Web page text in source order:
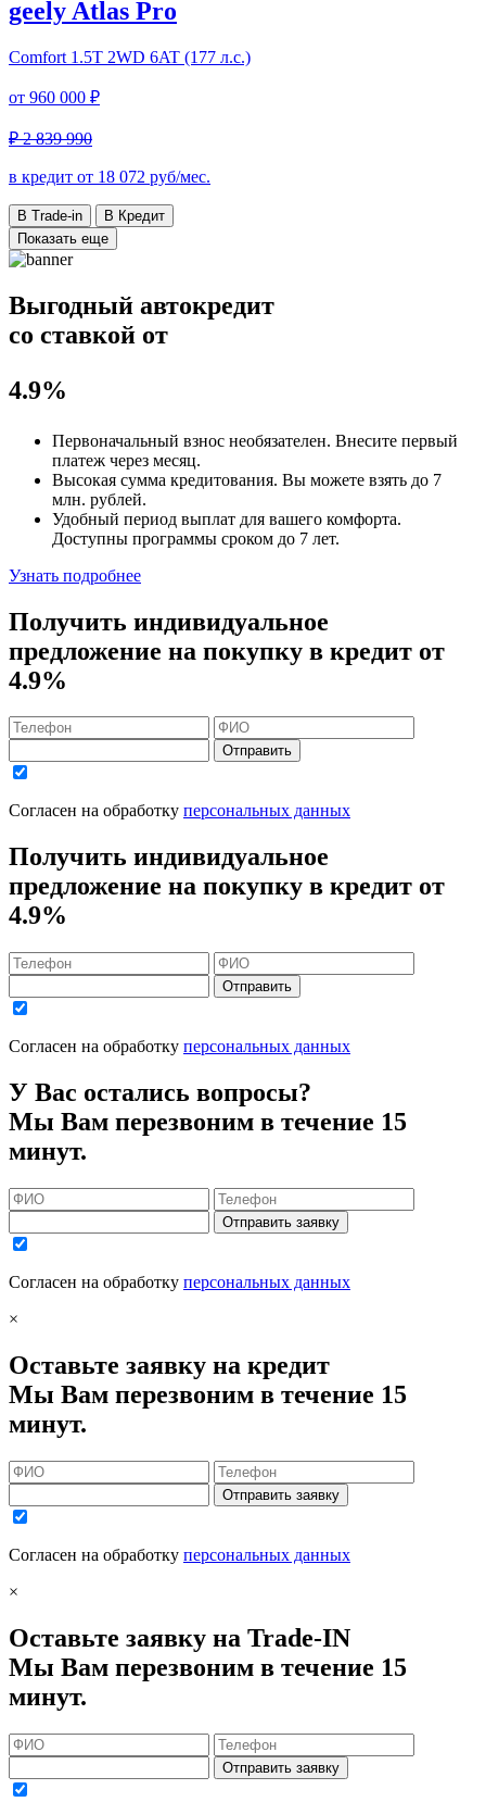
geely Atlas Pro
Comfort 1.5T 2WD 6AT (177 л.с.)
от 960 000 ₽
₽ 2 839 990
в кредит от 18 072 руб/мес.
В Trade-in
В Кредит
Показать еще
Выгодный автокредит
со ставкой от
4.9%
Первоначальный взнос необязателен. Внесите первый
платеж через месяц.
Высокая сумма кредитования. Вы можете взять до 7
млн. рублей.
Удобный период выплат для вашего комфорта.
Доступны программы сроком до 7 лет.
Узнать подробнее
Получить индивидуальное
предложение на покупку в кредит от
4.9%
Отправить
Согласен на обработку персональных данных
Получить индивидуальное
предложение на покупку в кредит от
4.9%
Отправить
Согласен на обработку персональных данных
У Вас остались вопросы?
Мы Вам перезвоним в течение 15
минут.
Отправить заявку
Согласен на обработку персональных данных
×
Оставьте заявку на кредит
Мы Вам перезвоним в течение 15
минут.
Отправить заявку
Согласен на обработку персональных данных
×
Оставьте заявку на Trade-IN
Мы Вам перезвоним в течение 15
минут.
Отправить заявку